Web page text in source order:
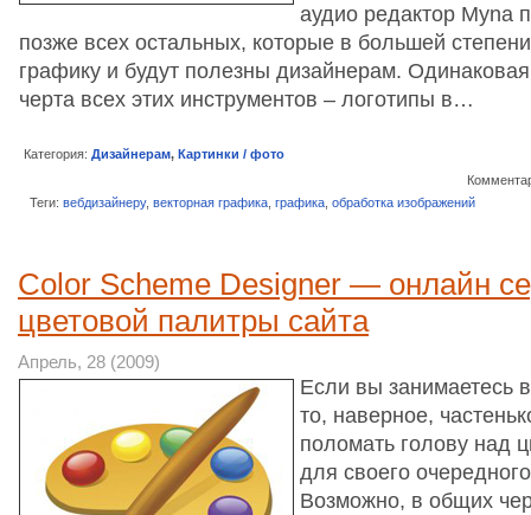
аудио редактор Myna
позже всех остальных, которые в большей
графику и будут полезны дизайнерам.
черта всех этих инструментов – логотипы в…
Категория: Дизайнерам, Картинки / фото
Теги: вебдизайнеру, векторная графика графика обработка изображений
Color Scheme Designer — онлайн
цветовой палитры сайта
Апрель, 28 (2009)
Если вы занимаетесь
то, наверное,
поломать голову над
для своего
Возможно, в общих